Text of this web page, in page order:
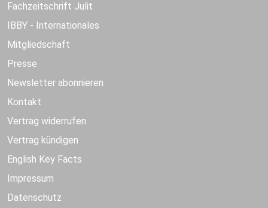
Fachzeitschrift Julit
IBBY - Internationales
Mitgliedschaft
Presse
Newsletter abonnieren
Kontakt
Vertrag widerrufen
Vertrag kündigen
English Key Facts
Impressum
Datenschutz